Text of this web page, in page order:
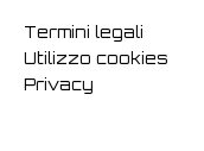
Termini legali
Utilizzo cookies
Privacy